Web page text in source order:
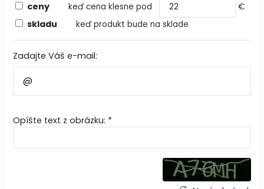
ceny
keď cena klesne pod €
skladu keď produkt bude na sklade
Zadajte Váš e-mail:
Opíšte text z obrázku: *